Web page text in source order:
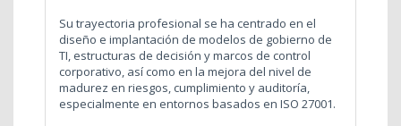
Su trayectoria profesional se ha centrado en el
diseño e implantación de modelos de gobierno de
TI, estructuras de decisión y marcos de control
corporativo, así como en la mejora del nivel de
madurez en riesgos, cumplimiento y auditoría,
especialmente en entornos basados en ISO 27001.